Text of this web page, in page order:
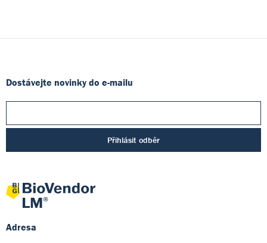
Dostávejte novinky do e-mailu
Přihlásit odběr
Adresa